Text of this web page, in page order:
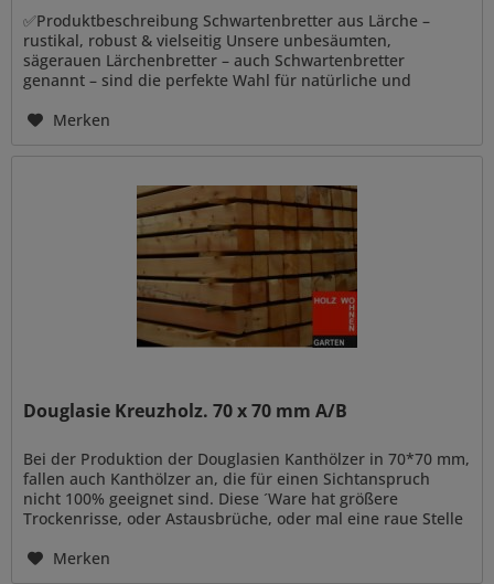
✅Produktbeschreibung Schwartenbretter aus Lärche –
rustikal, robust & vielseitig Unsere unbesäumten,
sägerauen Lärchenbretter – auch Schwartenbretter
genannt – sind die perfekte Wahl für natürliche und
Merken
Douglasie Kreuzholz. 70 x 70 mm A/B
Bei der Produktion der Douglasien Kanthölzer in 70*70 mm,
fallen auch Kanthölzer an, die für einen Sichtanspruch
nicht 100% geeignet sind. Diese ´Ware hat größere
Trockenrisse, oder Astausbrüche, oder mal eine raue Stelle
Merken